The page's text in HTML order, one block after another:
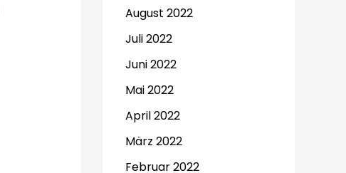
August 2022
Juli 2022
Juni 2022
Mai 2022
April 2022
März 2022
Februar 2022